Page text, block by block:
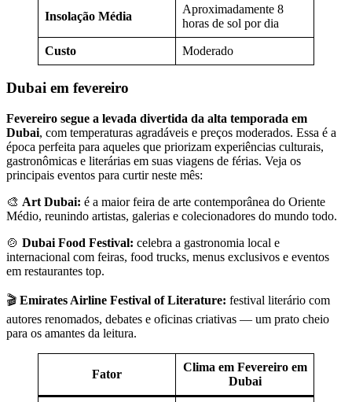
Insolação Média
Aproximadamente 8
horas de sol por dia
Custo Moderado
Dubai em fevereiro
Fevereiro segue a levada divertida da alta temporada em
Dubai, com temperaturas agradáveis e preços moderados. Essa é a
época perfeita para aqueles que priorizam experiências culturais,
gastronômicas e literárias em suas viagens de férias. Veja os
principais eventos para curtir neste mês:
🎨 Art Dubai: é a maior feira de arte contemporânea do Oriente
Médio, reunindo artistas, galerias e colecionadores do mundo todo.
🍲 Dubai Food Festival: celebra a gastronomia local e
internacional com feiras, food trucks, menus exclusivos e eventos
em restaurantes top.
🎬 Emirates Airline Festival of Literature: festival literário com
autores renomados, debates e oficinas criativas — um prato cheio
para os amantes da leitura.
Fator
Clima em Fevereiro em
Dubai